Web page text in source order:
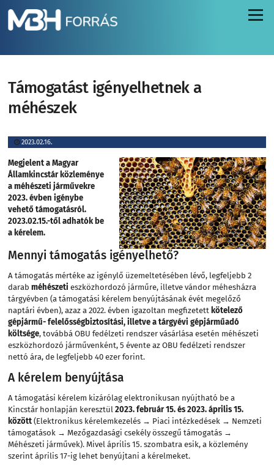
Menü
Támogatást igényelhetnek a
méhészek
2023.02.16.
Megjelent a Magyar
Államkincstár közleménye
a méhészeti járművekre
2023. évben igénybe
vehető támogatásról.
2023.02.15.-től adhatók be
a kérelem.
Mennyi támogatás igényelhető?
A támogatás mértéke az igénylő üzemeltetésében lévő, legfeljebb 2
darabméhészeti eszközhordozó járműre, illetve vándor méhesházra
tárgyévben (a támogatási kérelem benyújtásának évét megelőző
naptári évben), azaz a 2022. évben igazoltan megfizetett kötelező
gépjármű- felelősségbiztosítási, illetve a tárgyévi gépjárműadó
költsége, továbbá OBU fedélzeti rendszer vásárlása esetén méhészeti
eszközhordozó járművenként, 5 évente az OBU fedélzeti rendszer
nettó ára, de legfeljebb 40 ezer forint.
A kérelem benyújtása
A támogatási kérelem kizárólag elektronikusan nyújtható be a
Kincstár honlapján keresztül2023. február 15. és 2023. április 15.
között(Elektronikus kérelemkezelés → Piaci intézkedések → Nemzeti
támogatások → Mezőgazdasági csekély összegű támogatás →
Méhészeti járművek). Mivel április 15. szombatra esik, a közlemény
szerint április 17-ig lehet benyújtani a kérelmeket.